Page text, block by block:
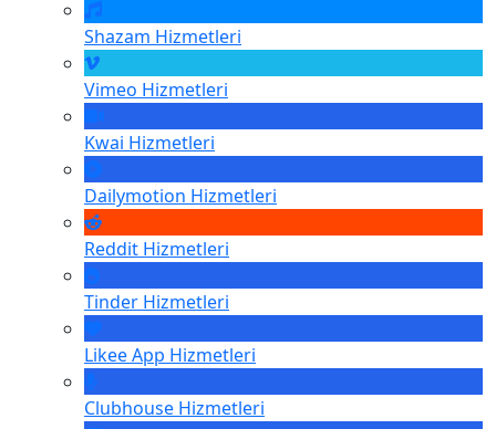
Shazam Hizmetleri
Vimeo Hizmetleri
Kwai Hizmetleri
Dailymotion Hizmetleri
Reddit Hizmetleri
Tinder Hizmetleri
Likee App Hizmetleri
Clubhouse Hizmetleri